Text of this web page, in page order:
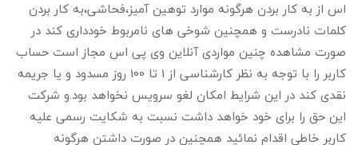
اس از به کار بردن هرگونه موارد توهین آمیز،فحاشی،به کار بردن
کلمات نادرست و همچنین شوخی های نامربوط خودداری کند در
صورت مشاهده چنین مواردی آنلاین وی پی اس مجاز است حساب
کاربر را با توجه به نظر کارشناسی از 1 تا 100 روز مسدود و یا جریمه
نقدی کند در این شرایط امکان لغو سرویس نخواهد بود.و شرکت
این حق را برای خود خواهد داشت نسبت به شکایت رسمی علیه
کاربر خاطی اقدام نمائید همچنین در صورت داشتن هرگونه